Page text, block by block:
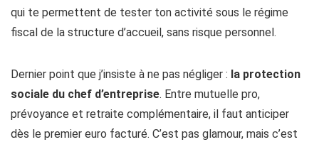
qui te permettent de tester ton activité sous le régime
fiscal de la structure d’accueil, sans risque personnel.
Dernier point que j’insiste à ne pas négliger : la protection
sociale du chef d’entreprise. Entre mutuelle pro,
prévoyance et retraite complémentaire, il faut anticiper
dès le premier euro facturé. C’est pas glamour, mais c’est